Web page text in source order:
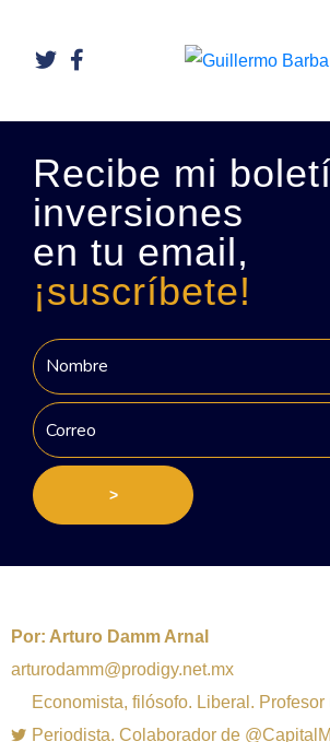
Recibe mi
inversiones
en tu email,
¡suscríbete!
>
Por: Arturo Damm Arnal
arturodamm@prodigy.net.mx
Economista, filósofo. Liberal. Profesor
Periodista. Colaborador de